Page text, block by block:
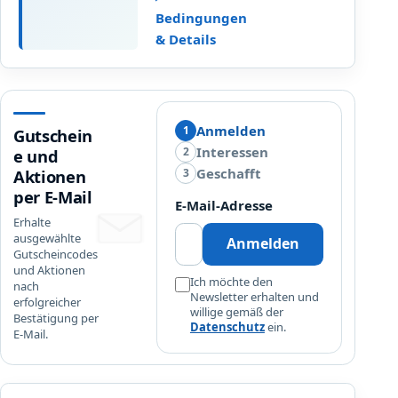
T
E
S
T
l
e
e
A
u
o
d
u
e
P
a
f
u
m
ü
r
n
t
t
u
f
u
r
f
u
Bedingungen
& Details
Gutschein
e und
Aktionen
per E-Mail
Erhalte
ausgewählte
Gutscheincodes
und Aktionen
nach
erfolgreicher
Bestätigung per
E-Mail.
1 Anmelden
2 Interessen
3 Geschafft
E-Mail-Adresse
Anmelden
Ich möchte den
Newsletter erhalten und
willige gemäß der
Datenschutzein.